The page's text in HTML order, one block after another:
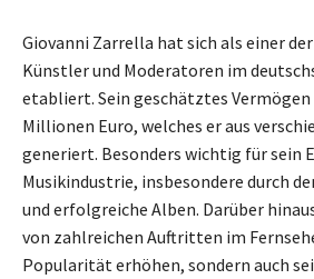
Giovanni Zarrella hat sich als einer
Künstler und Moderatoren im
etabliert. Sein geschätztes
Millionen Euro, welches er aus
generiert. Besonders wichtig für sein
Musikindustrie, insbesondere durch
und erfolgreiche Alben. Darüber
von zahlreichen Auftritten im
Popularität erhöhen, sondern auch